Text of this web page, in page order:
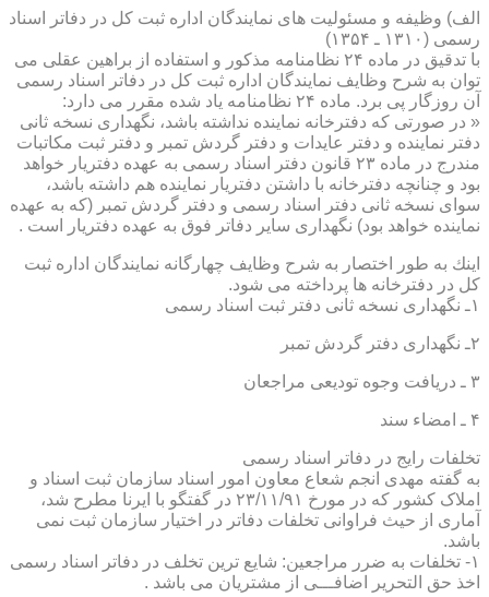
الف) وظیفه و مسئولیت های نمایندگان اداره ثبت كل در دفاتر اسناد
رسمی (۱۳۱۰ ـ ۱۳۵۴)
با تدقیق در ماده ۲۴ نظامنامه مذكور و استفاده از براهین عقلی می
توان به شرح وظایف نمایندگان اداره ثبت كل در دفاتر اسناد رسمی
آن روزگار پی برد. ماده ۲۴ نظامنامه یاد شده مقرر می دارد:
« در صورتی كه دفترخانه نماینده نداشته باشد، نگهداری نسخه ثانی
دفتر نماینده و دفتر عایدات و دفتر گردش تمبر و دفتر ثبت مكاتبات
مندرج در ماده ۲۳ قانون دفتر اسناد رسمی به عهده دفتریار خواهد
بود و چنانچه دفترخانه با داشتن دفتریار نماینده هم داشته باشد،
سوای نسخه ثانی دفتر اسناد رسمی و دفتر گردش تمبر (كه به عهده
نماینده خواهد بود) نگهداری سایر دفاتر فوق به عهده دفتریار است .
اینك به طور اختصار به شرح وظایف چهارگانه نمایندگان اداره ثبت
كل در دفترخانه ها پرداخته می شود.
۱ـ نگهداری نسخه ثانی دفتر ثبت اسناد رسمی
۲ـ نگهداری دفتر گردش تمبر
۳ ـ دریافت وجوه تودیعی مراجعان
۴ ـ امضاء سند
تخلفات رایج در دفاتر اسناد رسمی
به گفته مهدی انجم شعاع معاون امور اسناد سازمان ثبت اسناد و
املاک کشور که در مورخ ۲۳/۱۱/۹۱ در گفتگو با ایرنا مطرح شد،
آماری از حیث فراوانی تخلفات دفاتر در اختیار سازمان ثبت نمی
باشد.
۱- تخلفات به ضرر مراجعین: شایع ترین تخلف در دفاتر اسناد رسمی
اخذ حق التحریر اضافـــی از مشتریان می باشد .